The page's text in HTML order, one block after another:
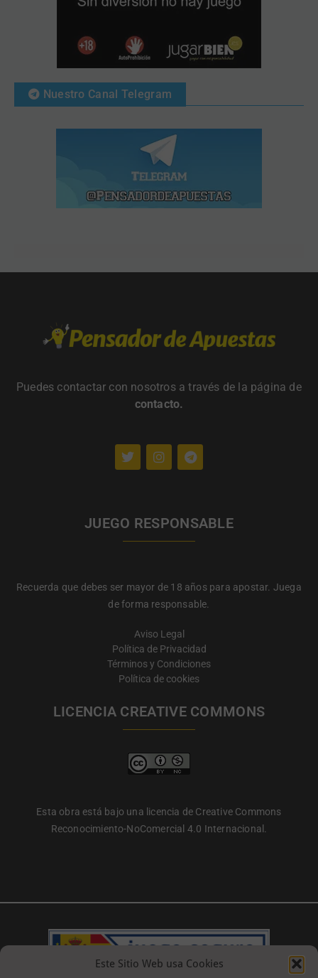
Este Sitio Web usa Cookies
Nuestro Canal Telegram
Puedes contactar con nosotros a través de la página de
contacto.
JUEGO RESPONSABLE
Recuerda que debes ser mayor de 18 años para apostar. Juega
de forma responsable.
Aviso Legal
Política de Privacidad
Términos y Condiciones
Política de cookies
LICENCIA CREATIVE COMMONS
Esta obra está bajo una licencia de Creative Commons
Reconocimiento-NoComercial 4.0 Internacional.